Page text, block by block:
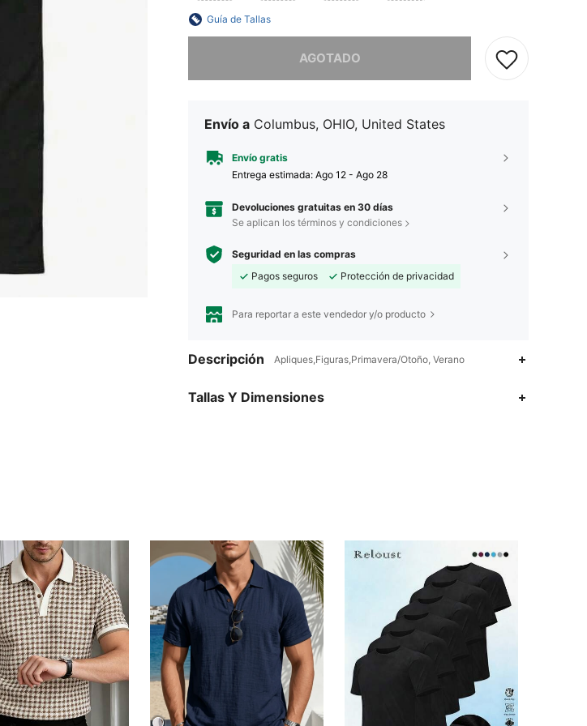
Guía de Tallas
AGOTADO
Envío a Columbus, OHIO, United States
Envío gratis
Entrega estimada: Ago 12 - Ago 28
Devoluciones gratuitas en 30 días
Se aplican los términos y condiciones
Seguridad en las compras
Pagos seguros
Protección de privacidad
Para reportar a este vendedor y/o producto
Descripción Apliques,Figuras,Primavera/Otoño, Verano
Tallas Y Dimensiones